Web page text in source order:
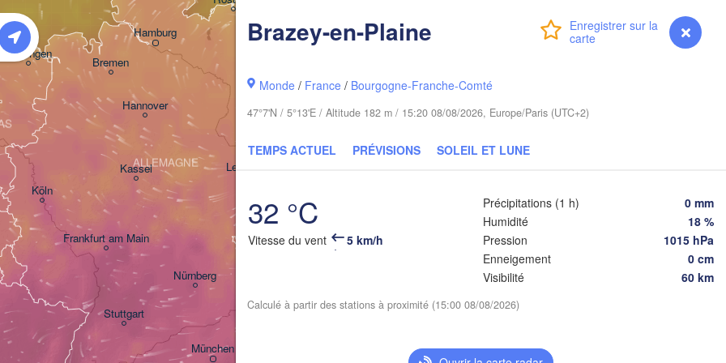
Connexion Premium myVentusky Prévisions
Brazey-en-Plaine
Monde / France / Bourgogne-Franche-Comté
47°7'N / 5°13'E / Altitude 182 m / 15:20 08/08/2026, Europe/Paris (UTC+2)
TEMPS ACTUEL PRÉVISIONS SOLEIL ET LUNE
32 °C
Vitesse du vent 5 km/h
Précipitations (1 h)
0 mm
Humidité
18 %
Pression
1015 hPa
Enneigement
0 cm
Visibilité
60 km
Calculé à partir des stations à proximité (15:00 08/08/2026)
Hamburg
Köln
Frankfurt am Main
Bremen
Hannover
Nürnberg
Kassel
Groningen
ALLEMAGNE
Stuttgart
Berlin
Warszawa
Praha Kraków
Leipzig
Olsztyn
Szczecin
POLOGNE
München
Львів
(Hrodna)